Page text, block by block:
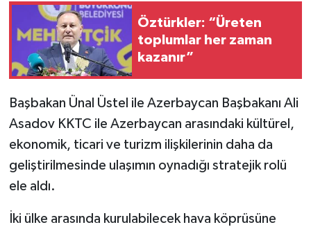
Öztürkler: “Üreten
toplumlar her zaman
kazanır”
Başbakan Ünal Üstel ile Azerbaycan Başbakanı Ali
Asadov KKTC ile Azerbaycan arasındaki kültürel,
ekonomik, ticari ve turizm ilişkilerinin daha da
geliştirilmesinde ulaşımın oynadığı stratejik rolü
ele aldı.
İki ülke arasında kurulabilecek hava köprüsüne